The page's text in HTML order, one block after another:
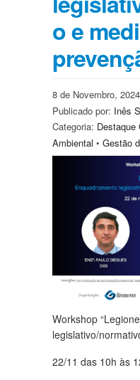
o e
8 de Novembro, 2024
Publicado por: Inês
Categoria: Destaque
Ambiental • Gestão
Workshop
legislativo/
22/11 das 10h às